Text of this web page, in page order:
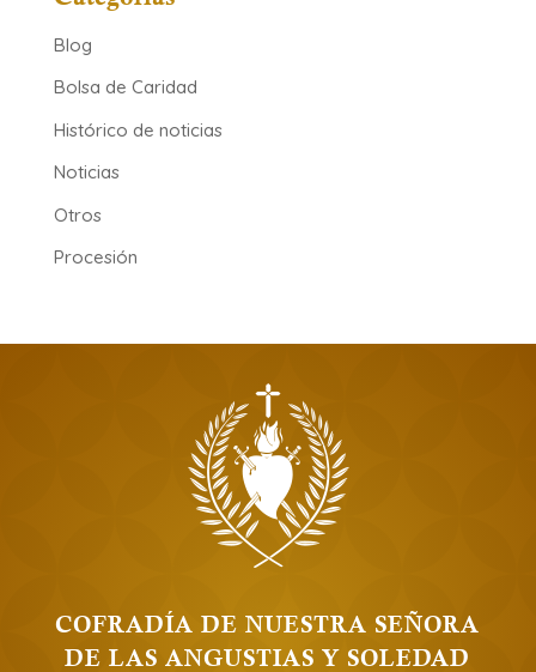
Blog
Bolsa de Caridad
Histórico de noticias
Noticias
Otros
Procesión
COFRADÍA DE NUESTRA SEÑORA
DE LAS ANGUSTIAS Y SOLEDAD